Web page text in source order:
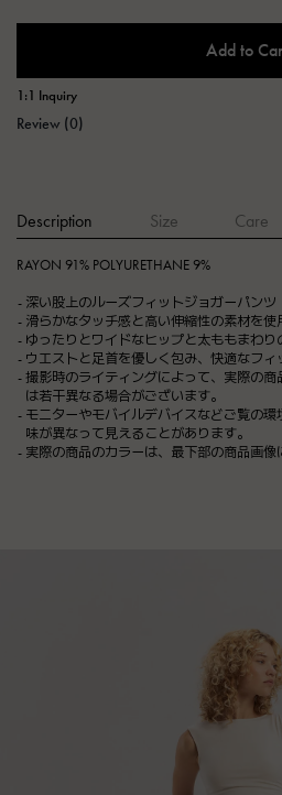
Add to
1:1 Inquiry
Review (0)
Description Size Care
RAYON 91% POLYURETHANE 9%
深い股上のルーズフィットジョガーパンツ
滑らかなタッチ感と高い伸縮性の素材を使
ゆったりとワイドなヒップと太ももまわ
ウエストと足首を優しく包み、快適なフィ
撮影時のライティングによって、実際の
は若干異なる場合がございます。
モニターやモバイルデバイスなどご覧の
味が異なって見えることがあります。
実際の商品のカラーは、最下部の商品画像